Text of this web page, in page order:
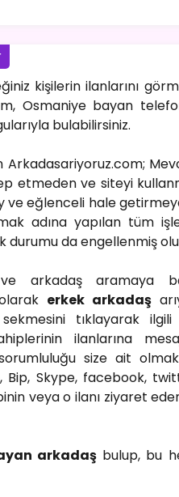
kişilerin ilanlarını
Osmaniye bayan
bulabilirsiniz.
Arkadasariyoruz.com;
etmeden ve siteyi
ve eğlenceli hale
adına yapılan tüm
durumu da engellenmiş
ve arkadaş aramaya
erkek arkadaş
tıklayarak
ilanlarına
size ait
Skype, facebook,
veya o ilanı ziyaret
arkadaş bulup, bu